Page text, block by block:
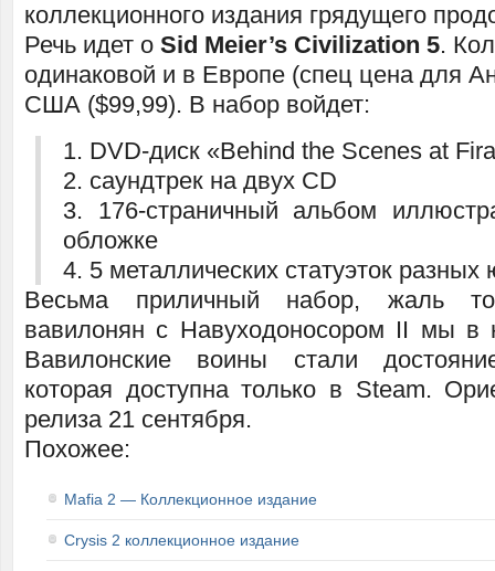
коллекционного издания грядущего
Речь идет о Sid Meier’s Civilization 5.
одинаковой и в Европе (спец цена для
США ($99,99). В набор войдет:
1. DVD-диск «Behind the Scenes at
2. саундтрек на двух CD
3. 176-страничный альбом
обложке
4. 5 металлических статуэток разных
Весьма приличный набор, жаль
вавилонян с Навуходоносором II мы в
Вавилонские воины стали
которая доступна только в Steam.
релиза 21 сентября.
Похожее:
Mafia 2 — Коллекционное издание
Crysis 2 коллекционное издание